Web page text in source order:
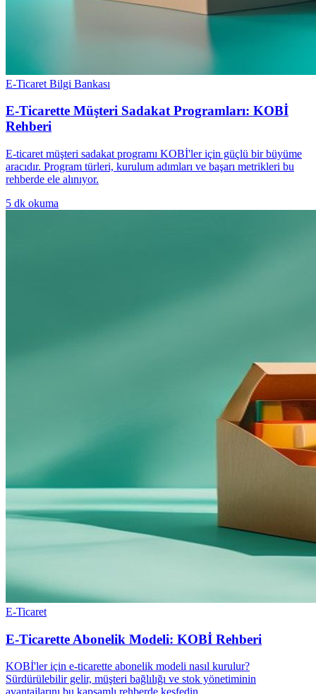
E-Ticaret Bilgi Bankası
E-Ticarette Müşteri Sadakat Programları: KOBİ
Rehberi
E-ticaret müşteri sadakat programı KOBİ'ler için güçlü bir büyüme
aracıdır. Program türleri, kurulum adımları ve başarı metrikleri bu
rehberde ele alınıyor.
5 dk okuma
E-Ticaret
E-Ticarette Abonelik Modeli: KOBİ Rehberi
KOBİ'ler için e-ticarette abonelik modeli nasıl kurulur?
Sürdürülebilir gelir, müşteri bağlılığı ve stok yönetiminin